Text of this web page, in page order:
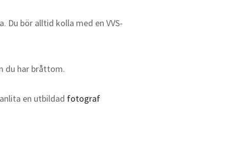
bör alltid kolla med en VVS-
du har bråttom.
en utbildad fotograf